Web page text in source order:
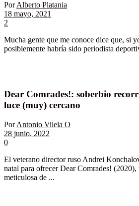
Por Alberto Platania
18 mayo, 2021
2
Mucha gente que me conoce dice que, si
posiblemente habría sido periodista
Dear Comrades!: soberbio
luce (muy) cercano
Por Antonio Vilela O
28 junio, 2022
0
El veterano director ruso Andrei
natal para ofrecer Dear Comrades! (2020),
meticulosa de ...